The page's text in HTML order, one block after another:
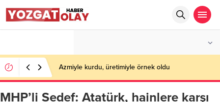
Azmiyle kurdu, üretimiyle örnek oldu
MHP’li Sedef: Atatürk, hainlere karşı